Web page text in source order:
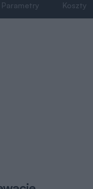
Parametry Koszty